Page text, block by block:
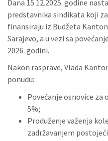
Dana 15.12.2025. godine
predstavnika sindikata koji
finansiraju iz Budžeta
Sarajevo, a u vezi sa
2026. godini.
Nakon rasprave, Vlada
ponudu:
Povećanje osnovice za
5%;
Produženje važenja
zadržavanjem